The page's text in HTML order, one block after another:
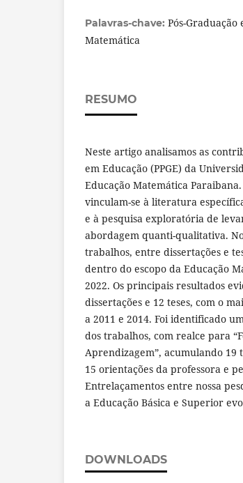
Palavras-chave: Pós-Graduação
Matemática
RESUMO
Neste artigo analisamos as
em Educação (PPGE) da
Educação Matemática
vinculam-se à literatura
e à pesquisa exploratória de
abordagem quanti-qualitativa.
trabalhos, entre dissertações e
dentro do escopo da Educação
2022. Os principais resultados
dissertações e 12 teses, com o
a 2011 e 2014. Foi identificado
dos trabalhos, com realce para
Aprendizagem”, acumulando 19
15 orientações da professora e
Entrelaçamentos entre nossa
a Educação Básica e Superior
DOWNLOADS